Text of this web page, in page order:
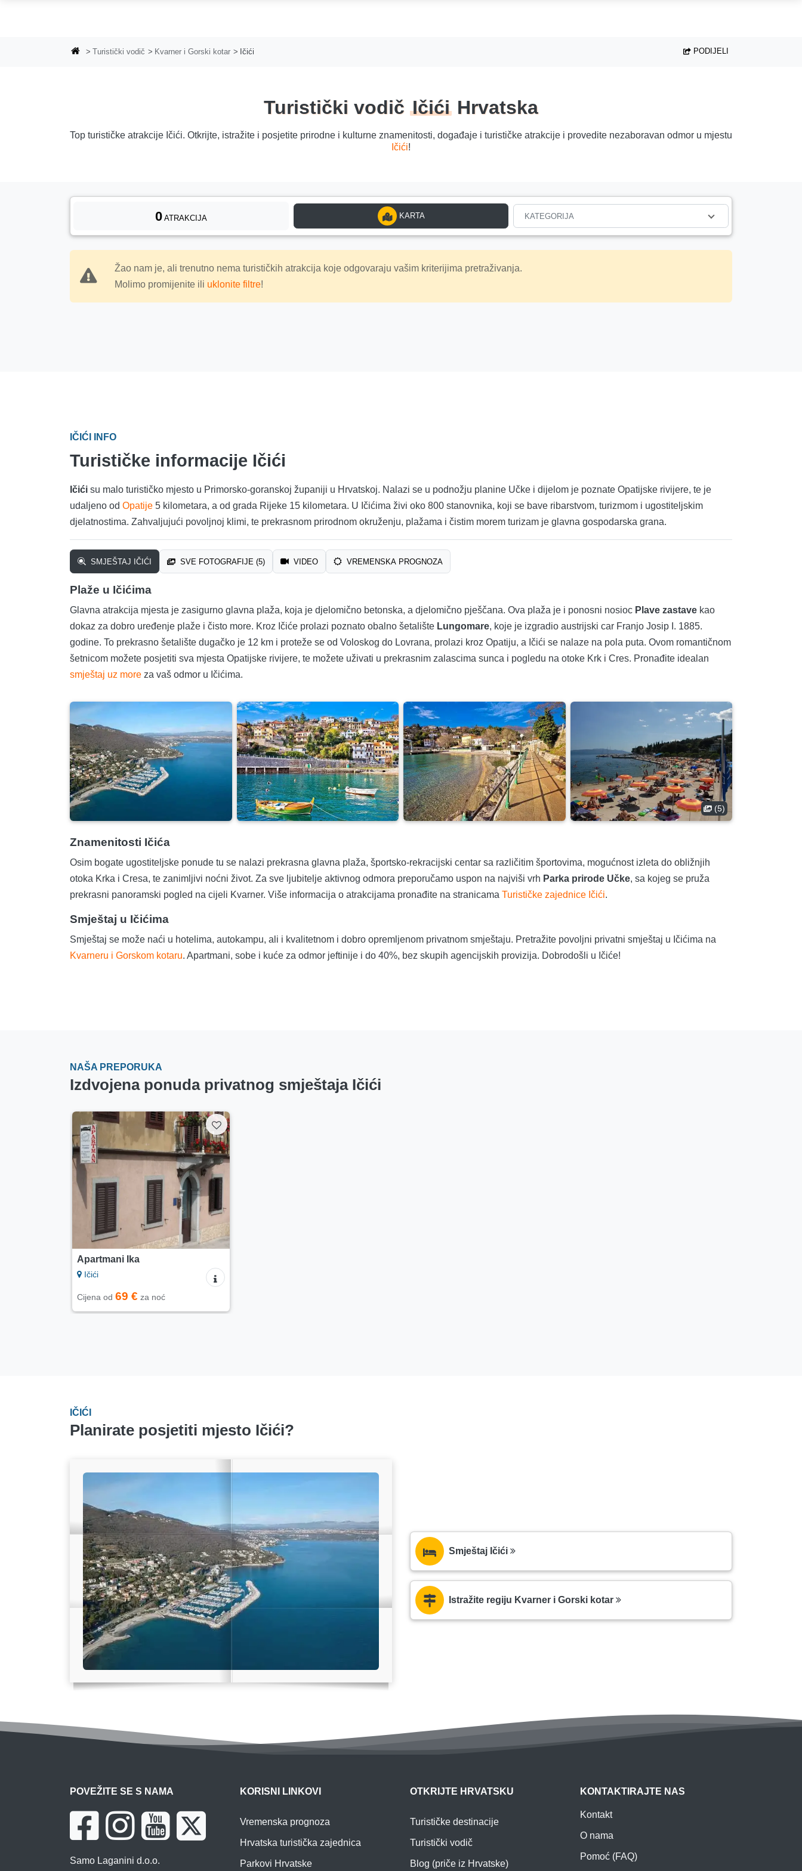
Turistički vodič Kvarner i Gorski kotar Ičići PODIJELI
Turistički vodičIčićiHrvatska
Top turističke atrakcije Ičići. Otkrijte, istražite i posjetite prirodne i kulturne znamenitosti, događaje i turističke atrakcije i provedite nezaboravan odmor u mjestu
Ičići!
0ATRAKCIJA KARTA KATEGORIJA
Žao nam je, ali trenutno nema turističkih atrakcija koje odgovaraju vašim kriterijima pretraživanja.
Molimo promijenite ili uklonite filtre!
IČIĆI INFO
Turističke informacije Ičići
Ičići su malo turističko mjesto u Primorsko-goranskoj županiji u Hrvatskoj. Nalazi se u podnožju planine Učke i dijelom je poznate Opatijske rivijere, te je
udaljeno od Opatije 5 kilometara, a od grada Rijeke 15 kilometara. U Ičićima živi oko 800 stanovnika, koji se bave ribarstvom, turizmom i ugostiteljskim
djelatnostima. Zahvaljujući povoljnoj klimi, te prekrasnom prirodnom okruženju, plažama i čistim morem turizam je glavna gospodarska grana.
SMJEŠTAJ IČIĆI SVE FOTOGRAFIJE (5) VIDEO VREMENSKA PROGNOZA
Plaže u Ičićima
Glavna atrakcija mjesta je zasigurno glavna plaža, koja je djelomično betonska, a djelomično pješčana. Ova plaža je i ponosni nosioc Plave zastave kao
dokaz za dobro uređenje plaže i čisto more. Kroz Ičiće prolazi poznato obalno šetalište Lungomare, koje je izgradio austrijski car Franjo Josip I. 1885.
godine. To prekrasno šetalište dugačko je 12 km i proteže se od Voloskog do Lovrana, prolazi kroz Opatiju, a Ičići se nalaze na pola puta. Ovom romantičnom
šetnicom možete posjetiti sva mjesta Opatijske rivijere, te možete uživati u prekrasnim zalascima sunca i pogledu na otoke Krk i Cres. Pronađite idealan
smještaj uz more za vaš odmor u Ičićima.
(5)
Znamenitosti Ičića
Osim bogate ugostiteljske ponude tu se nalazi prekrasna glavna plaža, športsko-rekracijski centar sa različitim športovima, mogućnost izleta do obližnjih
otoka Krka i Cresa, te zanimljivi noćni život. Za sve ljubitelje aktivnog odmora preporučamo uspon na najviši vrh Parka prirode Učke, sa kojeg se pruža
prekrasni panoramski pogled na cijeli Kvarner. Više informacija o atrakcijama pronađite na stranicama Turističke zajednice Ičići.
Smještaj u Ičićima
Smještaj se može naći u hotelima, autokampu, ali i kvalitetnom i dobro opremljenom privatnom smještaju. Pretražite povoljni privatni smještaj u Ičićima na
Kvarneru i Gorskom kotaru. Apartmani, sobe i kuće za odmor jeftinije i do 40%, bez skupih agencijskih provizija. Dobrodošli u Ičiće!
NAŠA PREPORUKA
Izdvojena ponuda privatnog smještaja Ičići
Apartmani Ika
Ičići
Cijena od 69 € za noć
IČIĆI
Planirate posjetiti mjesto Ičići?
Smještaj Ičići
Istražite regiju Kvarner i Gorski kotar
POVEŽITE SE S NAMA
Samo Laganini d.o.o.
KORISNI LINKOVI
Vremenska prognoza
Hrvatska turistička zajednica
Parkovi Hrvatske
OTKRIJTE HRVATSKU
Turističke destinacije
Turistički vodič
Blog (priče iz Hrvatske)
KONTAKTIRAJTE NAS
Kontakt
O nama
Pomoć (FAQ)